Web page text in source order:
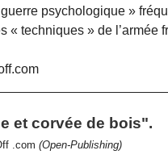
psychologique »
« techniques » de l’armée
et corvée de bois".
.com (Open-Publishing)